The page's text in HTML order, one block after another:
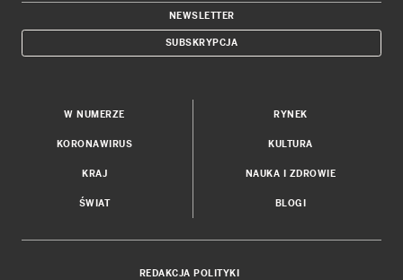
NEWSLETTER
SUBSKRYPCJA
W NUMERZE
KORONAWIRUS
KRAJ
ŚWIAT
RYNEK
KULTURA
NAUKA I ZDROWIE
BLOGI
REDAKCJA POLITYKI